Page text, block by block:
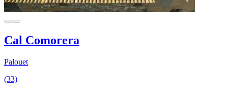
Cal Comorera
Palouet
(33)